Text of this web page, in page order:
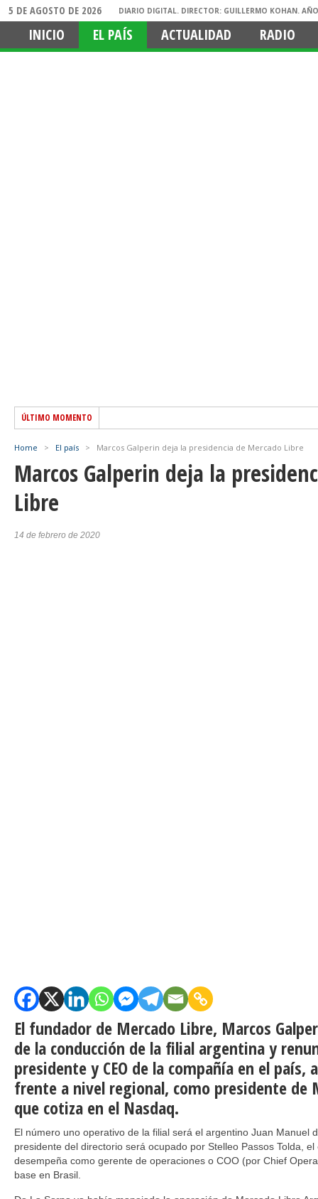
5 DE AGOSTO DE 2026 DIARIO DIGITAL. DIRECTOR: GUILLERMO KOHAN.
INICIO EL PAÍS ACTUALIDAD RADIO
ÚLTIMO MOMENTO
Home > El país > Marcos Galperin deja la presidencia de Mercado Libre
Marcos Galperin deja la
Libre
14 de febrero de 2020
El fundador de Mercado Libre​, Marcos
de la conducción de la filial argentina y
presidente y CEO de la compañía en el país,
frente a nivel regional, como presidente de
que cotiza en el Nasdaq.
El número uno operativo de la filial será el argentino Juan Manuel
presidente del directorio será ocupado por Stelleo Passos Tolda,
desempeña como gerente de operaciones o COO (por Chief
base en Brasil.